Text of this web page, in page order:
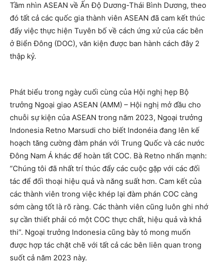
Tầm nhìn ASEAN về Ấn Độ Dương-Thái Bình Dương, theo
đó tất cả các quốc gia thành viên ASEAN đã cam kết thúc
đẩy việc thực hiện Tuyên bố về cách ứng xử của các bên
ở Biển Đông (DOC), văn kiện được ban hành cách đây 2
thập kỷ.
Phát biểu trong ngày cuối cùng của Hội nghị hẹp Bộ
trưởng Ngoại giao ASEAN (AMM) – Hội nghị mở đầu cho
chuỗi sự kiện của ASEAN trong năm 2023, Ngoại trưởng
Indonesia Retno Marsudi cho biết Indonéia đang lên kế
hoạch tăng cường đàm phán với Trung Quốc và các nước
Đông Nam Á khác để hoàn tất COC. Bà Retno nhấn mạnh:
“Chúng tôi đã nhất trí thúc đẩy các cuộc gặp với các đối
tác để đối thoại hiệu quả và năng suất hơn. Cam kết của
các thành viên trong việc khép lại đàm phán COC càng
sớm càng tốt là rõ ràng. Các thành viên cũng luôn ghi nhớ
sự cần thiết phải có một COC thực chất, hiệu quả và khả
thi”. Ngoại trưởng Indonesia cũng bày tỏ mong muốn
được hợp tác chặt chẽ với tất cả các bên liên quan trong
suốt cả năm 2023 này.